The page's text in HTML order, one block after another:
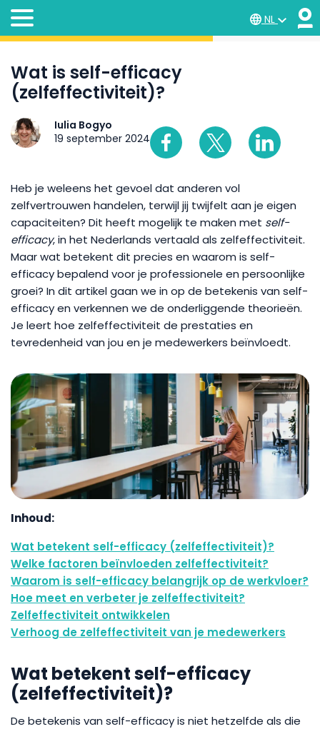
NL
Wat is self-efficacy
(zelfeffectiviteit)?
Iulia Bogyo
19 september 2024
Heb je weleens het gevoel dat anderen vol
zelfvertrouwen handelen, terwijl jij twijfelt aan je eigen
capaciteiten? Dit heeft mogelijk te maken met self-
efficacy, in het Nederlands vertaald als zelfeffectiviteit.
Maar wat betekent dit precies en waarom is self-
efficacy bepalend voor je professionele en persoonlijke
groei? In dit artikel gaan we in op de betekenis van self-
efficacy en verkennen we de onderliggende theorieën.
Je leert hoe zelfeffectiviteit de prestaties en
tevredenheid van jou en je medewerkers beïnvloedt.
Inhoud:
Wat betekent self-efficacy (zelfeffectiviteit)?
Welke factoren beïnvloeden zelfeffectiviteit?
Waarom is self-efficacy belangrijk op de werkvloer?
Hoe meet en verbeter je zelfeffectiviteit?
Zelfeffectiviteit ontwikkelen
Verhoog de zelfeffectiviteit van je medewerkers
Wat betekent self-efficacy
(zelfeffectiviteit)?
De betekenis van self-efficacy is niet hetzelfde als die